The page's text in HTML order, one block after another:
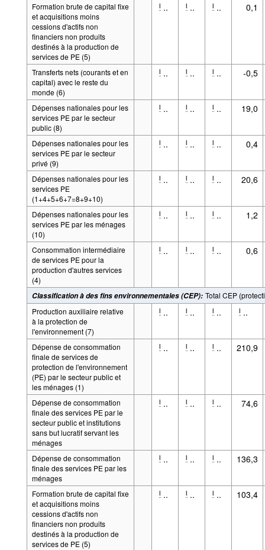
Formation brute de capital fixe
et acquisitions moins
cessions d'actifs non
financiers non produits
destinés à la production de
services de PE (5)
l .. l .. l .. 0,1
Transferts nets (courants et en
capital) avec le reste du
monde (6)
l .. l .. l .. -0,5
Dépenses nationales pour les
services PE par le secteur
public (8)
l .. l .. l .. 19,0
Dépenses nationales pour les
services PE par le secteur
privé (9)
l .. l .. l .. 0,4
Dépenses nationales pour les
services PE
(1+4+5+6+7=8+9+10)
l .. l .. l .. 20,6
Dépenses nationales pour les
services PE par les ménages
(10)
l .. l .. l .. 1,2
Consommation intermédiaire
de services PE pour la
production d'autres services
(4)
l .. l .. l .. 0,6
Classification à des fins environnementales (CEP): Total CEP
Production auxiliaire relative
à la protection de
l'environnement (7)
l .. l .. l .. l ..
Dépense de consommation
finale de services de
protection de l'environnement
(PE) par le secteur public et
les ménages (1)
l .. l .. l .. 210,9
Dépense de consommation
finale des services PE par le
secteur public et institutions
sans but lucratif servant les
ménages
l .. l .. l .. 74,6
Dépense de consommation
finale des services PE par les
ménages
l .. l .. l .. 136,3
Formation brute de capital fixe
et acquisitions moins
cessions d'actifs non
financiers non produits
destinés à la production de
services de PE (5)
l .. l .. l .. 103,4